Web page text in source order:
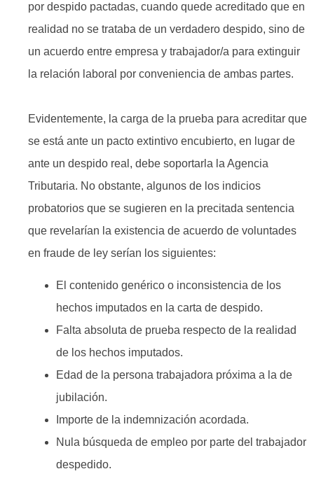
por despido pactadas, cuando quede acreditado que en
realidad no se trataba de un verdadero despido, sino de
un acuerdo entre empresa y trabajador/a para extinguir
la relación laboral por conveniencia de ambas partes.
Evidentemente, la carga de la prueba para acreditar que
se está ante un pacto extintivo encubierto, en lugar de
ante un despido real, debe soportarla la Agencia
Tributaria. No obstante, algunos de los indicios
probatorios que se sugieren en la precitada sentencia
que revelarían la existencia de acuerdo de voluntades
en fraude de ley serían los siguientes:
El contenido genérico o inconsistencia de los
hechos imputados en la carta de despido.
Falta absoluta de prueba respecto de la realidad
de los hechos imputados.
Edad de la persona trabajadora próxima a la de
jubilación.
Importe de la indemnización acordada.
Nula búsqueda de empleo por parte del trabajador
despedido.